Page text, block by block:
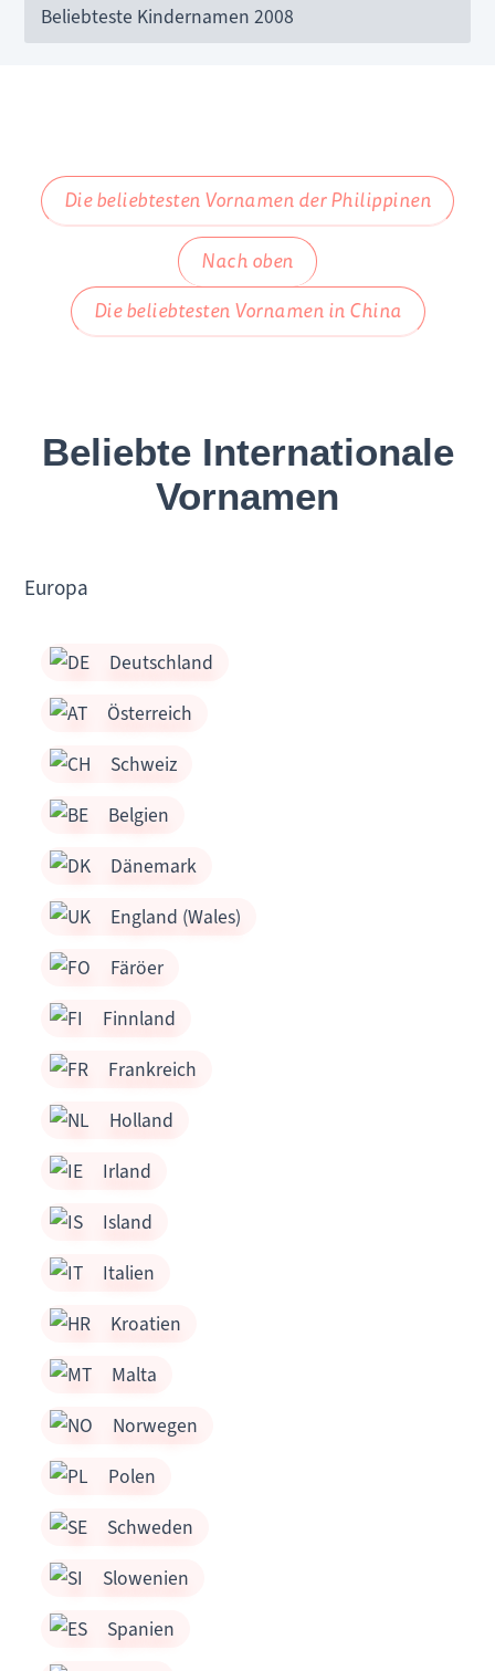
Beliebteste Kindernamen 2008
Die beliebtesten Vornamen der Philippinen
Nach oben
Die beliebtesten Vornamen in China
Beliebte Internationale
Vornamen
Europa
Deutschland
Österreich
Schweiz
Belgien
Dänemark
England (Wales)
Färöer
Finnland
Frankreich
Holland
Irland
Island
Italien
Kroatien
Malta
Norwegen
Polen
Schweden
Slowenien
Spanien